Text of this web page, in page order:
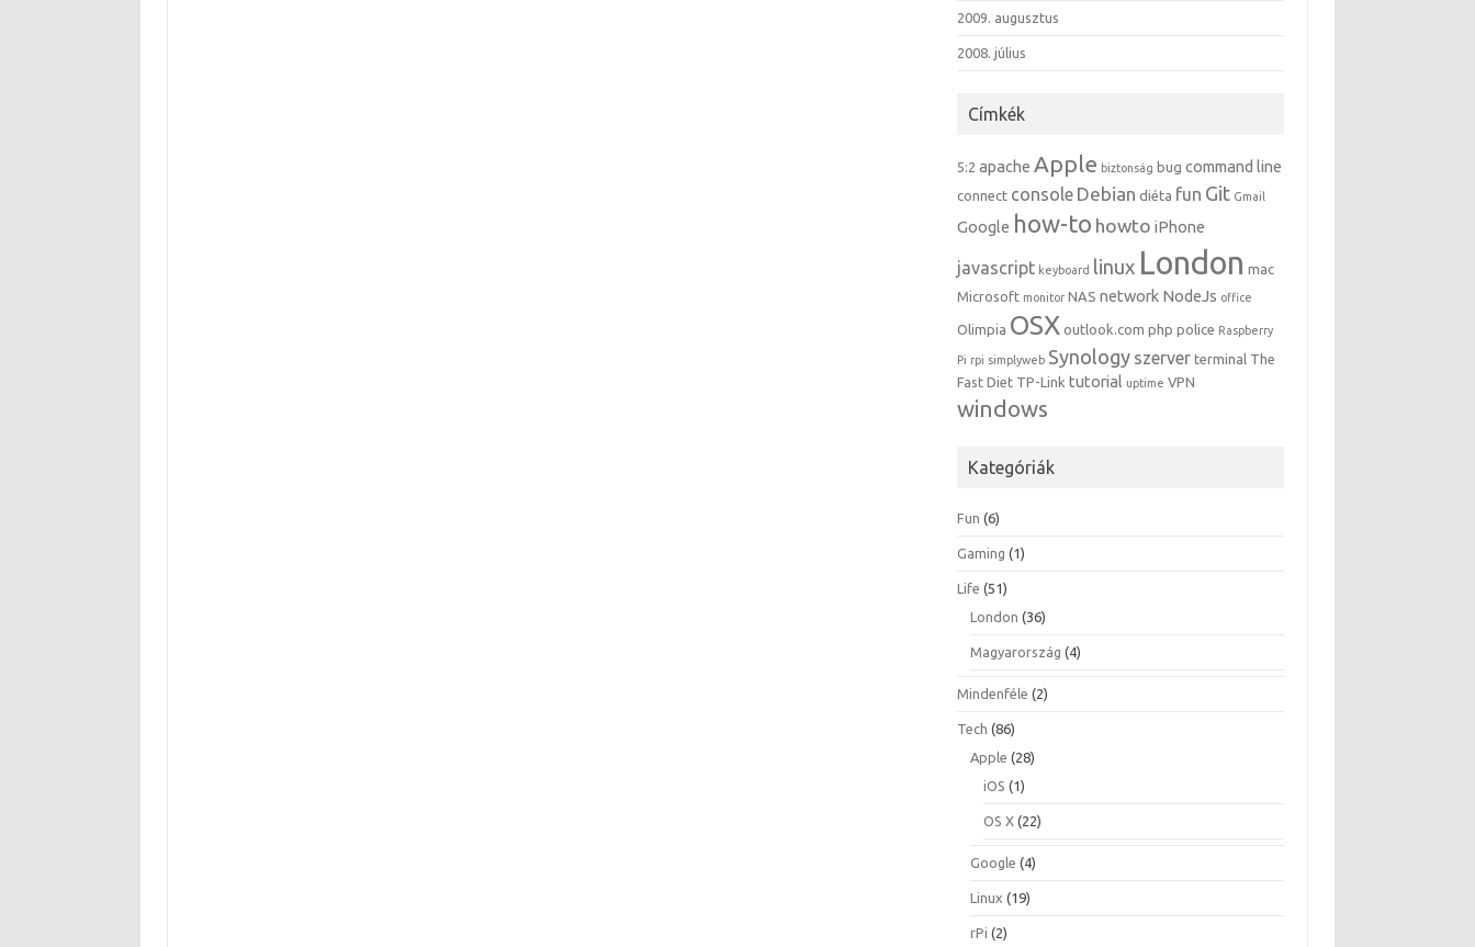
2009. augusztus
2008. július
Címkék
5:2 apache Apple biztonság bug command line
connect console Debian diéta fun Git Gmail
Google how-to howto iPhone
javascript keyboard linux London mac
Microsoft monitor NAS network NodeJs office
Olimpia OSX outlook.com php police Raspberry
Pi rpi simplyweb Synology szerver terminal The
Fast Diet TP-Link tutorial uptime VPN
windows
Kategóriák
Fun (6)
Gaming (1)
Life (51)
London (36)
Magyarország (4)
Mindenféle (2)
Tech (86)
Apple (28)
iOS (1)
OS X (22)
Google (4)
Linux (19)
rPi (2)